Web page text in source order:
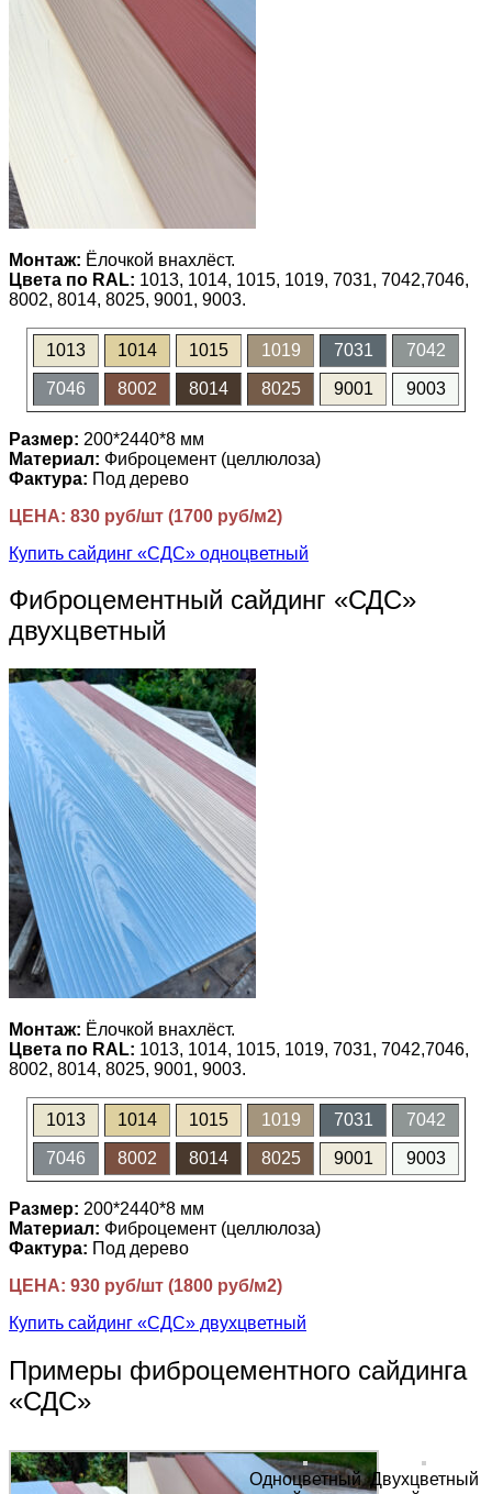
Монтаж: Ёлочкой внахлёст.
Цвета по RAL: 1013, 1014, 1015, 1019, 7031, 7042,7046,
8002, 8014, 8025, 9001, 9003.
1013 1014 1015 1019 7031 7042
7046 8002 8014 8025 9001 9003
Размер: 200*2440*8 мм
Материал: Фиброцемент (целлюлоза)
Фактура: Под дерево
ЦЕНА: 830 руб/шт (1700 руб/м2)
Купить сайдинг «СДС» одноцветный
Фиброцементный сайдинг «СДС»
двухцветный
Монтаж: Ёлочкой внахлёст.
Цвета по RAL: 1013, 1014, 1015, 1019, 7031, 7042,7046,
8002, 8014, 8025, 9001, 9003.
1013 1014 1015 1019 7031 7042
7046 8002 8014 8025 9001 9003
Размер: 200*2440*8 мм
Материал: Фиброцемент (целлюлоза)
Фактура: Под дерево
ЦЕНА: 930 руб/шт (1800 руб/м2)
Купить сайдинг «СДС» двухцветный
Примеры фиброцементного сайдинга
«СДС»
Одноцветный Двухцветный